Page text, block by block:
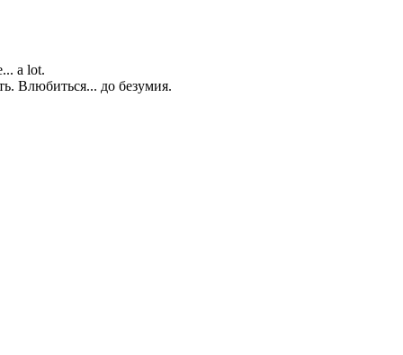
a lot.
Влюбиться... до безумия.